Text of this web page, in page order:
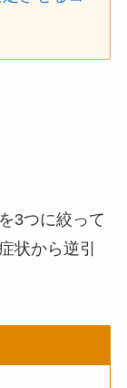
3つに絞って
状から逆引